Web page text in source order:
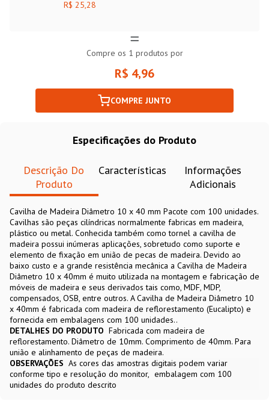
R$ 25,28
Compre os 1 produtos por
R$ 4,96
COMPRE JUNTO
Especificações do Produto
Descrição Do
Produto
Características
Informações
Adicionais
Cavilha de Madeira Diâmetro 10 x 40 mm Pacote com 100 unidades.
Cavilhas são peças cilíndricas normalmente fabricas em madeira,
plástico ou metal. Conhecida também como tornel a cavilha de
madeira possui inúmeras aplicações, sobretudo como suporte e
elemento de fixação em união de pecas de madeira. Devido ao
baixo custo e a grande resistência mecânica a Cavilha de Madeira
Diâmetro 10 x 40mm é muito utilizada na montagem e fabricação de
móveis de madeira e seus derivados tais como, MDF, MDP,
compensados, OSB, entre outros. A Cavilha de Madeira Diâmetro 10
x 40mm é fabricada com madeira de reflorestamento (Eucalipto) e
fornecida em embalagens com 100 unidades..
DETALHES DO PRODUTO Fabricada com madeira de
reflorestamento. Diâmetro de 10mm. Comprimento de 40mm. Para
união e alinhamento de peças de madeira.
OBSERVAÇÕES As cores das amostras digitais podem variar
conforme tipo e resolução do monitor
embalagem com 100
unidades do produto descrito